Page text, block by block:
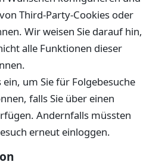
Third-Party-Cookies oder
Wir weisen Sie darauf hin,
alle Funktionen dieser
um Sie für Folgebesuche
falls Sie über einen
Andernfalls müssten
erneut einloggen.